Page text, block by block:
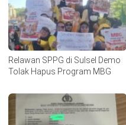
Relawan SPPG di Sulsel Demo
Tolak Hapus Program MBG